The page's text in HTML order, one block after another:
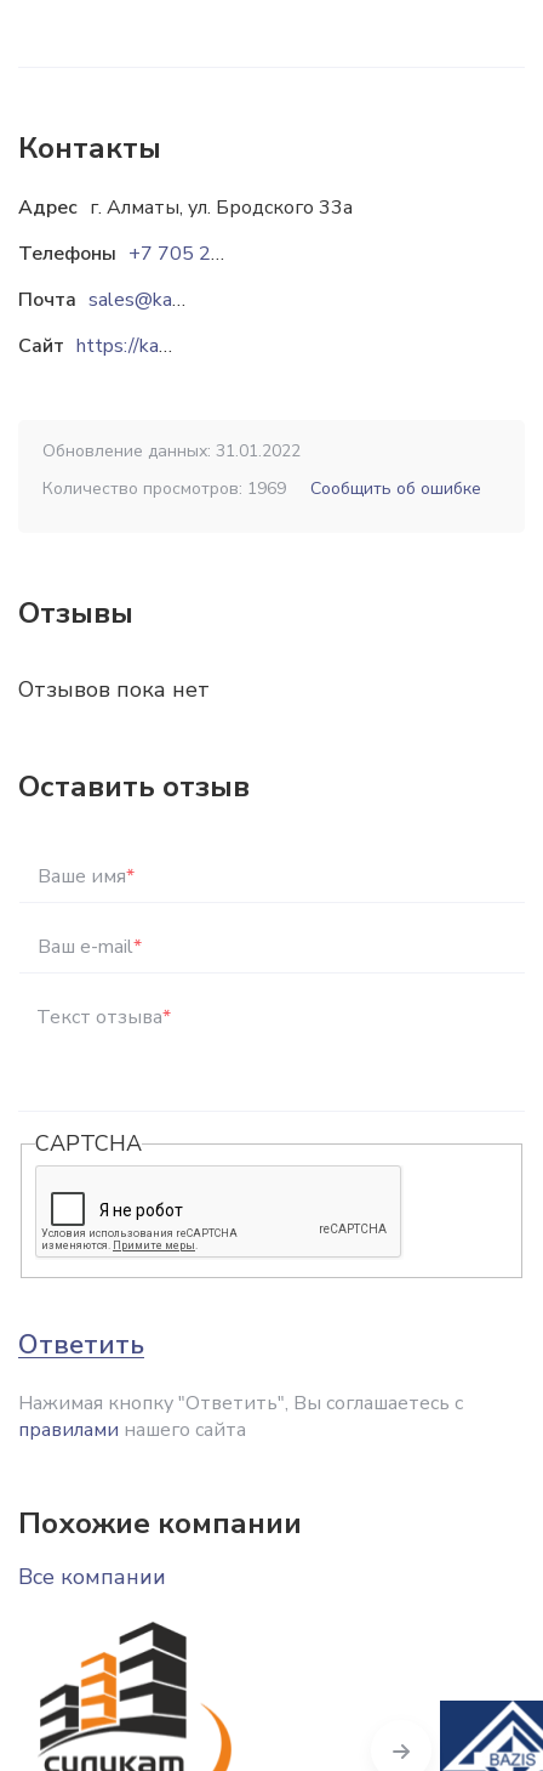
Контакты
Адрес г. Алматы, ул. Бродского 33а
Телефоны
+7 705 223 2822
Почта
sales@kazblock.kz
Сайт
https://kazblock.kz
Обновление данных: 31.01.2022
Количество просмотров: 1969
Сообщить об ошибке
Отзывы
Отзывов пока нет
Оставить отзыв
Ваше имя*
Ваш e-mail*
Текст отзыва*
CAPTCHA
Ответить
Нажимая кнопку "Ответить", Вы соглашаетесь с
правилами нашего сайта
Похожие компании
Все компании
Next